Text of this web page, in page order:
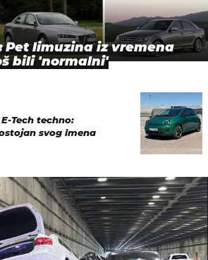
Pet limuzina iz vremena
bili 'normalni'
Tech techno:
svog imena